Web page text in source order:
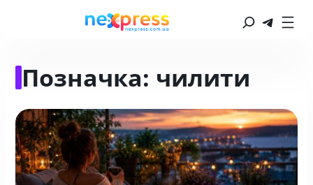
Позначка: чилити